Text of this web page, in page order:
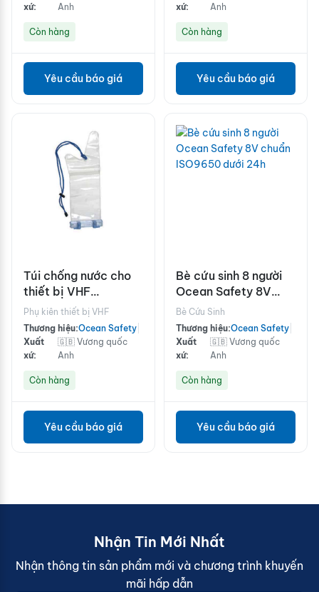
xứ:
Anh
Còn hàng
Yêu cầu báo giá
xứ:
Anh
Còn hàng
Yêu cầu báo giá
Túi chống nước cho
thiết bị VHF
98x260mm
Phụ kiên thiết bị VHF
Thương hiệu:Ocean Safety
Xuất
xứ:
🇬🇧 Vương quốc
Anh
Còn hàng
Yêu cầu báo giá
Bè cứu sinh 8 người
Ocean Safety 8V
chuẩn ISO9650 dưới
24h
Bè Cứu Sinh
Thương hiệu:Ocean Safety
Xuất
xứ:
🇬🇧 Vương quốc
Anh
Còn hàng
Yêu cầu báo giá
Nhận Tin Mới Nhất
Nhận thông tin sản phẩm mới và chương trình khuyến
mãi hấp dẫn